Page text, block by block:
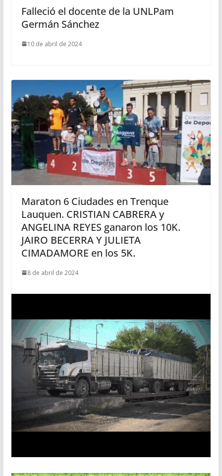
Falleció el docente de la UNLPam
Germán Sánchez
10 de abril de 2024
Maraton 6 Ciudades en Trenque
Lauquen. CRISTIAN CABRERA y
ANGELINA REYES ganaron los 10K.
JAIRO BECERRA Y JULIETA
CIMADAMORE en los 5K.
8 de abril de 2024